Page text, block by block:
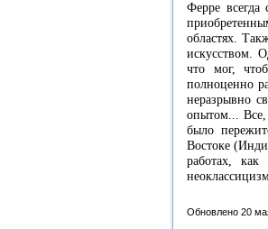
Ферре всегда
областях.
искусством.
что мог,
полноценно
неразрывно
опытом... Все,
было
Востоке
работах,
Обновлено 20